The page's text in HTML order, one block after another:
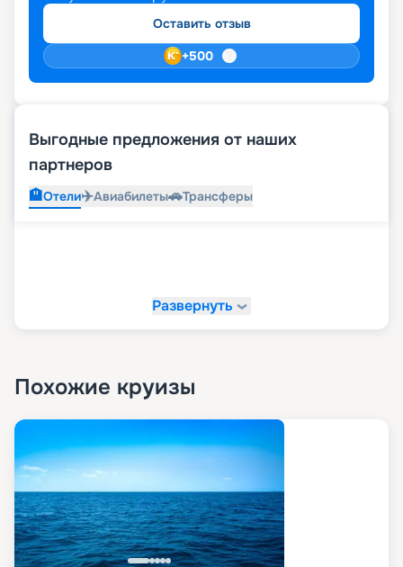
Оставить отзыв
+500
Выгодные предложения от наших
партнеров
🏨Отели✈️Авиабилеты🚗Трансферы
Развернуть
Похожие круизы